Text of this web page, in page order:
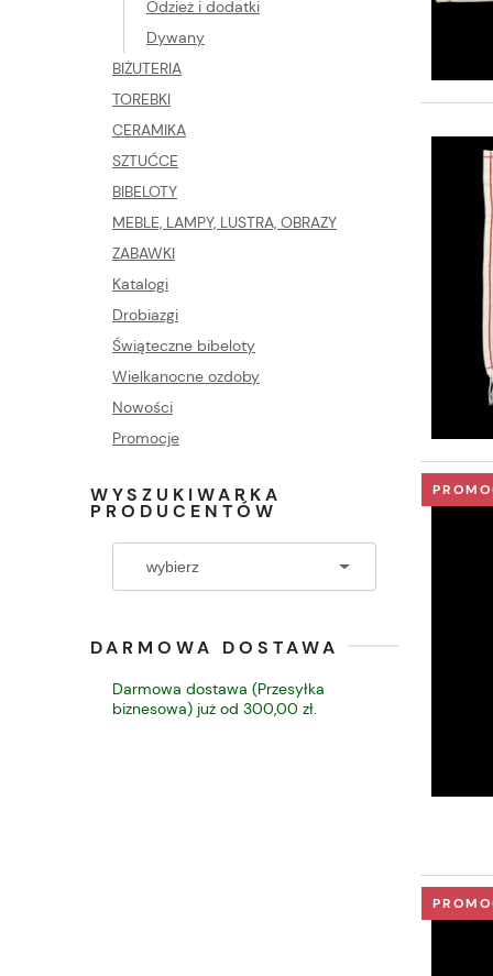
Odzież i dodatki
Dywany
BIŻUTERIA
TOREBKI
CERAMIKA
SZTUĆCE
BIBELOTY
MEBLE, LAMPY, LUSTRA, OBRAZY
ZABAWKI
Katalogi
Drobiazgi
Świąteczne bibeloty
Wielkanocne ozdoby
Nowości
Promocje
WYSZUKIWARKA
PRODUCENTÓW
DARMOWA DOSTAWA
Darmowa dostawa (Przesyłka
biznesowa) już od 300,00 zł.